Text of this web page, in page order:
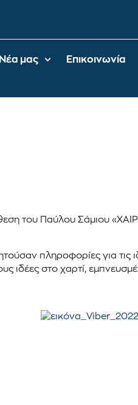
μας Επικοινωνία
του Παύλου Σάμιου
πληροφορίες για τις
ιδέες στο χαρτί,